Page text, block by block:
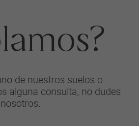
de nuestros suelos o
alguna consulta, no dudes